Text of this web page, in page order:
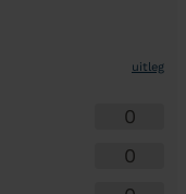
uitleg